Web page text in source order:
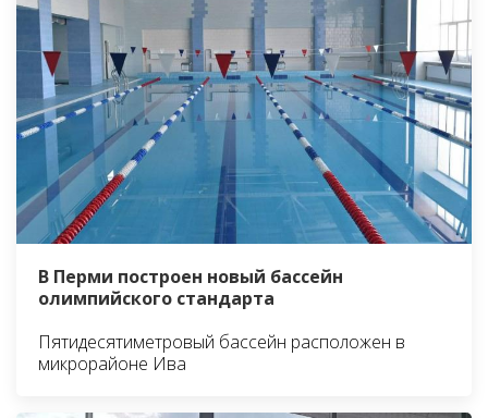
В Перми построен новый бассейн
олимпийского стандарта
Пятидесятиметровый бассейн расположен в
микрорайоне Ива